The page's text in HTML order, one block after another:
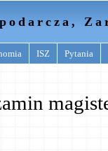
ISZ Pytania